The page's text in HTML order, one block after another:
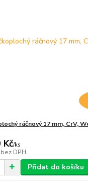
ráčnový 17 mm, CrV,
Kč/ks
bez DPH
Přidat do košíku